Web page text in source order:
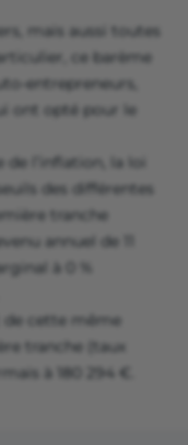
mais aussi toutes
ce barème
entrepreneurs,
ont opté pour le
l’inflation, la loi
des différentes
tranche
annuel de 11
à 0 %
de cette même
tranche (taux
à 180 294 €.